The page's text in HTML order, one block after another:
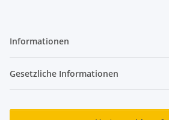
Informationen
Gesetzliche Informationen